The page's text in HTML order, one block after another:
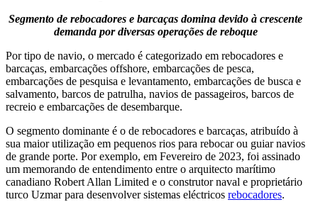
Segmento de rebocadores e barcaças domina devido à crescente
demanda por diversas operações de reboque
Por tipo de navio, o mercado é categorizado em rebocadores e
barcaças, embarcações offshore, embarcações de pesca,
embarcações de pesquisa e levantamento, embarcações de busca e
salvamento, barcos de patrulha, navios de passageiros, barcos de
recreio e embarcações de desembarque.
O segmento dominante é o de rebocadores e barcaças, atribuído à
sua maior utilização em pequenos rios para rebocar ou guiar navios
de grande porte. Por exemplo, em Fevereiro de 2023, foi assinado
um memorando de entendimento entre o arquitecto marítimo
canadiano Robert Allan Limited e o construtor naval e proprietário
turco Uzmar para desenvolver sistemas eléctricos rebocadores.